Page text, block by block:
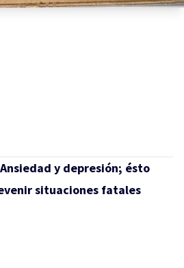
Ansiedad y depresión; ésto
situaciones fatales